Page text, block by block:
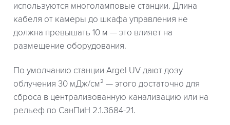
используются многоламповые станции. Длина
кабеля от камеры до шкафа управления не
должна превышать 10 м — это влияет на
размещение оборудования.
По умолчанию станции Argel UV дают дозу
облучения 30 мДж/см² — этого достаточно для
сброса в централизованную канализацию или на
рельеф по СанПиН 2.1.3684-21.